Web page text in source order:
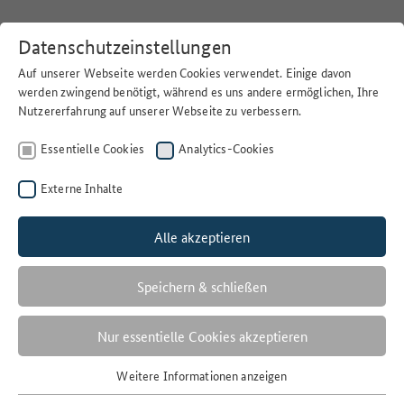
Offenheit der Lizenz
freie Nutzung
Nutzungsbedingungen
Datenlizenz Deutschland – Zero – Version 2.0
Letzte Änderungen
Veröffentlichende Stelle
Datenschutzeinstellungen
Auf unserer Webseite werden Cookies verwendet. Einige davon
werden zwingend benötigt, während es uns andere ermöglichen, Ihre
Nutzererfahrung auf unserer Webseite zu verbessern.
Essentielle Cookies Analytics-Cookies
Externe Inhalte
Alle akzeptieren
Speichern & schließen
Nur essentielle Cookies akzeptieren
Essentielle Cookies
Weitere Informationen anzeigen